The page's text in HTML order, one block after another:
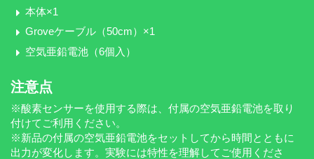
本体×1
Groveケーブル（50cm）×1
空気亜鉛電池（6個入）
注意点
※酸素センサーを使用する際は、付属の空気亜鉛電池を取り
付けてご利用ください。
※新品の付属の空気亜鉛電池をセットしてから時間とともに
出力が変化します。実験には特性を理解してご使用くださ